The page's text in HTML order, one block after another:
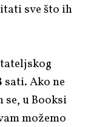
sve što ih
sati. Ako ne
u Booksi
možemo